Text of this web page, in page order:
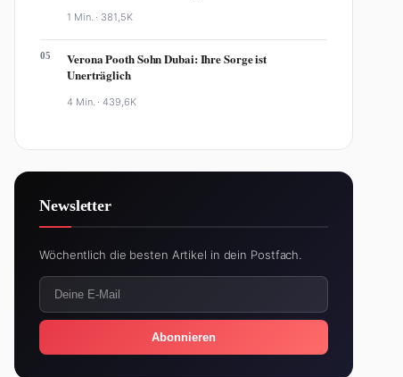
1 Min. · 381,5K
05
Verona Pooth Sohn Dubai: Ihre Sorge ist
Unerträglich
4 Min. ·439,6K
Newsletter
Wöchentlich die besten Artikel in dein Postfach.
Abonnieren